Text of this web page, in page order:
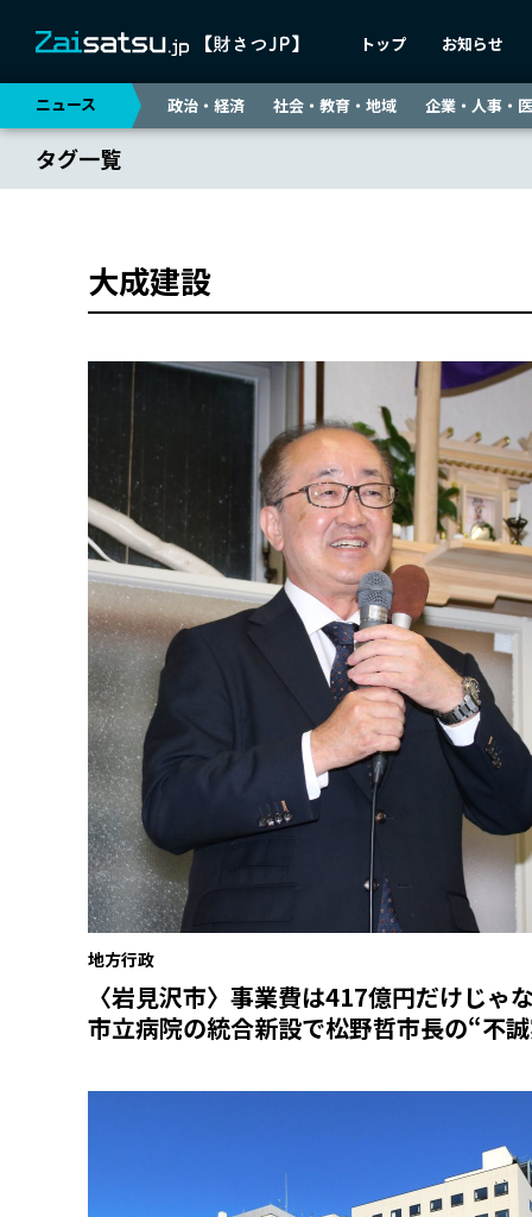
トップ お知らせ
ニュース 政治・経済 社会・教育・地域 企業・人事・
タグ一覧
大成建設
地方行政
〈岩見沢市〉事業費は417億円だけじゃ
市立病院の統合新設で松野哲市長の“不